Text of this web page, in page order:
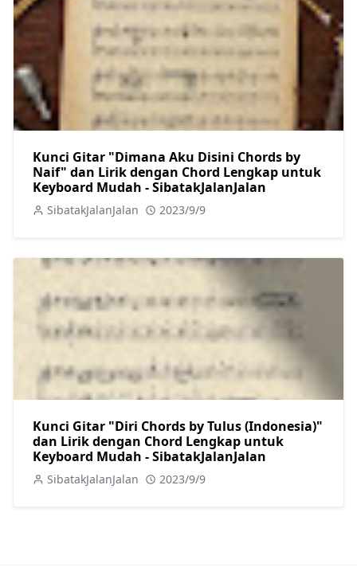
Kunci Gitar "Dimana Aku Disini Chords by
Naif" dan Lirik dengan Chord Lengkap untuk
Keyboard Mudah - SibatakJalanJalan
SibatakJalanJalan 2023/9/9
Kunci Gitar "Diri Chords by Tulus (Indonesia)"
dan Lirik dengan Chord Lengkap untuk
Keyboard Mudah - SibatakJalanJalan
SibatakJalanJalan 2023/9/9